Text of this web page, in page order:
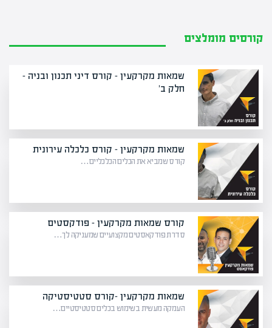
קורסים מומלצים
שמאות מקרקעין – קורס דיני תכנון ובניה -
חלק ב'
שמאות מקרקעין – קורס כלכלה עירונית
קורס שמביא את הכלים הכלכליים…
קורס שמאות מקרקעין – פודקסטים
סדרת פודקאסטים מקצועיים שמעניקה לך…
שמאות מקרקעין -קורס סטטיסטיקה
העמקה מעשית בשימוש בכלים סטטיסטיים…